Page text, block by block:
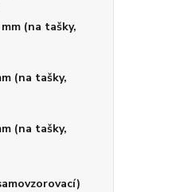
mm (na tašky,
(na tašky,
(na tašky,